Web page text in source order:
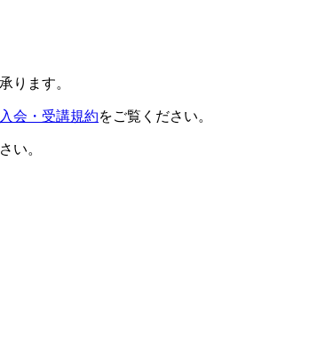
ります。
入会・受講規約をご覧ください。
い。